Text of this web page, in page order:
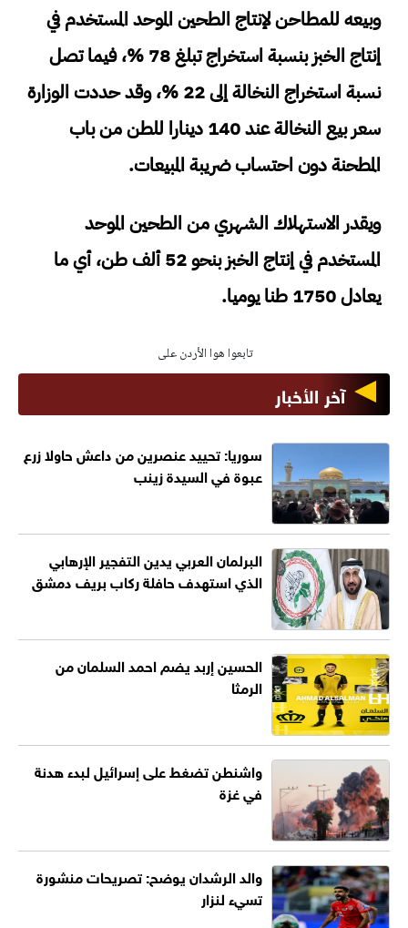
وبيعه للمطاحن لإنتاج الطحين الموحد المستخدم في
إنتاج الخبز بنسبة استخراج تبلغ 78 %، فيما تصل
نسبة استخراج النخالة إلى 22 %، وقد حددت الوزارة
سعر بيع النخالة عند 140 دينارا للطن من باب
المطحنة دون احتساب ضريبة المبيعات.
ويقدر الاستهلاك الشهري من الطحين الموحد
المستخدم في إنتاج الخبز بنحو 52 ألف طن، أي ما
يعادل 1750 طنا يوميا.
تابعوا هوا الأردن على
آخر الأخبار
سوريا: تحييد عنصرين من داعش حاولا زرع
عبوة في السيدة زينب
البرلمان العربي يدين التفجير الإرهابي
الذي استهدف حافلة ركاب بريف دمشق
الحسين إربد يضم احمد السلمان من
الرمثا
واشنطن تضغط على إسرائيل لبدء هدنة
في غزة
والد الرشدان يوضح: تصريحات منشورة
تسيء لنزار